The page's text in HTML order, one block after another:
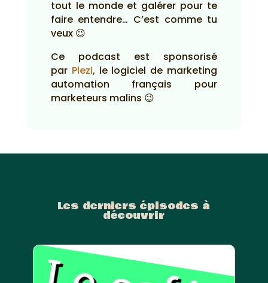
tout le monde et galérer pour te
faire entendre… C’est comme tu
veux 😉
Ce podcast est sponsorisé
par Plezi, le logiciel de marketing
automation français pour
marketeurs malins 😉
Les derniers épisodes à
découvrir